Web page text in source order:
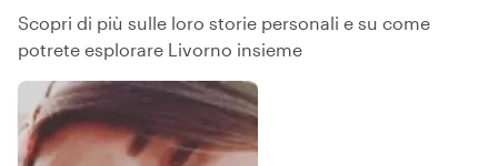
Scopri di più sulle loro storie personali e su come
potrete esplorare Livorno insieme